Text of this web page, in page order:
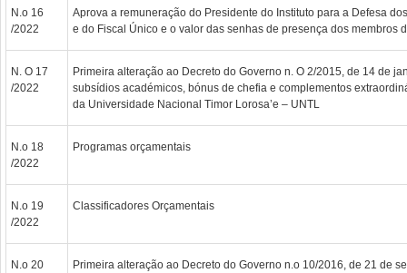
N.o 16
/2022
Aprova a remuneração do Presidente do Instituto para a Defesa
e do Fiscal Único e o valor das senhas de presença dos membros
N. O 17
/2022
Primeira alteração ao Decreto do Governo n. O 2/2015, de 14 de
subsídios académicos, bónus de chefia e complementos
da Universidade Nacional Timor Lorosa’e – UNTL
N.o 18
/2022
Programas orçamentais
N.o 19
/2022
Classificadores Orçamentais
N.o 20
Primeira alteração ao Decreto do Governo n.o 10/2016, de 21 de